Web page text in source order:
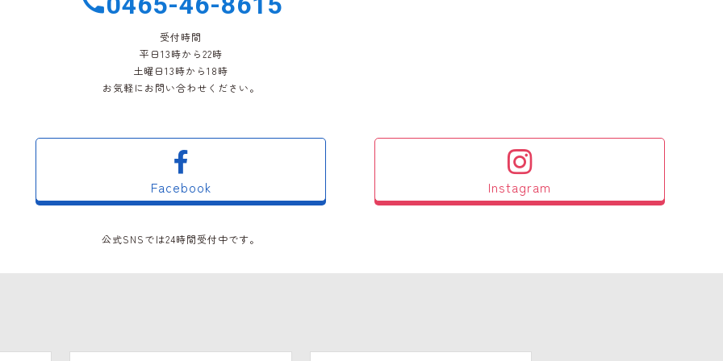
受付時間
平日13時から22時
土曜日13時から18時
お気軽にお問い合わせください。
Facebook Instagram
公式SNSでは24時間受付中です。